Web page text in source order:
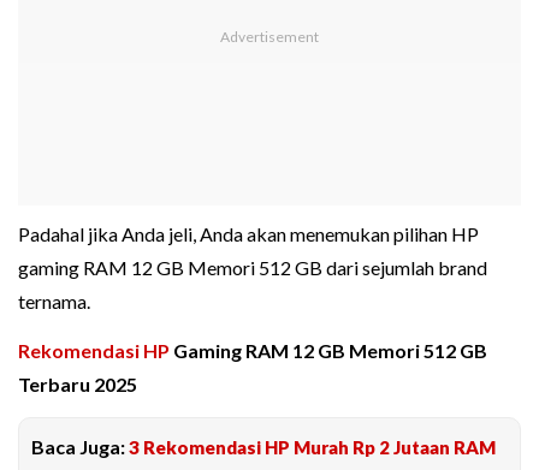
Padahal jika Anda jeli, Anda akan menemukan pilihan HP
gaming RAM 12 GB Memori 512 GB dari sejumlah brand
ternama.
Rekomendasi HP Gaming RAM 12 GB Memori 512 GB
Terbaru 2025
Baca Juga:3 Rekomendasi HP Murah Rp 2 Jutaan RAM